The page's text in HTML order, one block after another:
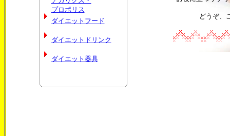
プロポリス
ダイエットフード
ダイエットドリンク
ダイエット器具
どうぞ、